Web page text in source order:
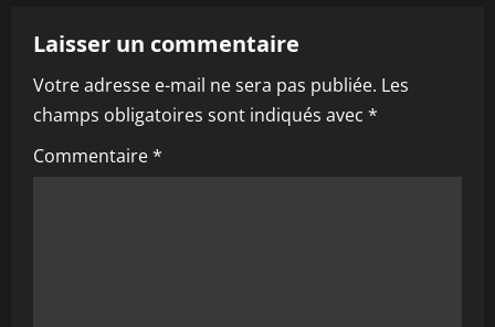
v
i
g
Laisser un commentaire
Votre adresse e-mail ne sera pas publiée. Les
champs obligatoires sont indiqués avec *
Commentaire*